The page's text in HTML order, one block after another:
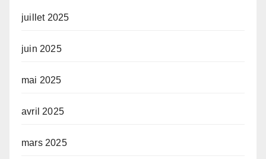
juillet 2025
juin 2025
mai 2025
avril 2025
mars 2025